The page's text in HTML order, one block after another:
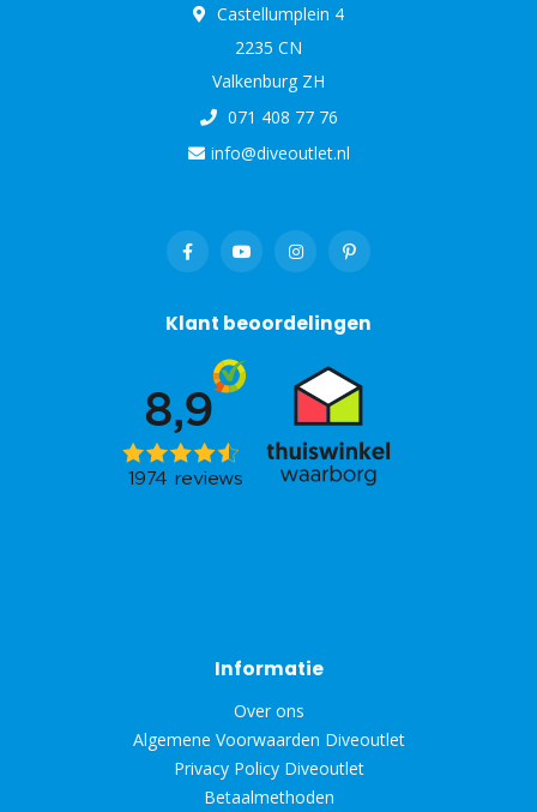
Castellumplein 4
2235 CN
Valkenburg ZH
071 408 77 76
info@diveoutlet.nl
Klant beoordelingen
Informatie
Over ons
Algemene Voorwaarden Diveoutlet
Privacy Policy Diveoutlet
Betaalmethoden